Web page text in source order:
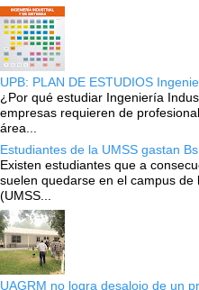
UPB: PLAN DE ESTUDIOS
¿Por qué estudiar Ingeniería
empresas requieren de
área...
Estudiantes de la UMSS gastan
Existen estudiantes que a
suelen quedarse en el campus
(UMSS...
UAGRM no logra desalojo de un